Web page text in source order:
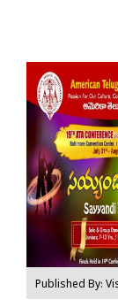
Published By: